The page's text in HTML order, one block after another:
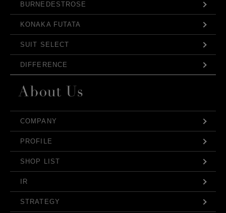
BURNEDESTROSE
KONAKA FUTATA
SUIT SELECT
DIFFERENCE
COMPANY
PROFILE
SHOP LIST
IR
STRATEGY